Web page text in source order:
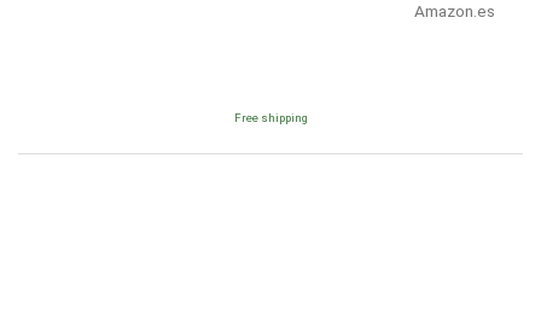
Amazon.es
Free shipping